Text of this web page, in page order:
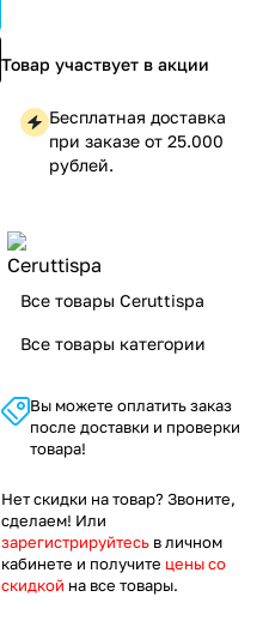
Товар участвует в акции
Бесплатная доставка
при заказе от 25.000
рублей.
Все товары Ceruttispa
Все товары категории
Вы можете оплатить заказ
после доставки и проверки
товара!
Нет скидки на товар? Звоните,
сделаем! Или
зарегистрируйтесь в личном
кабинете и получите цены со
скидкой на все товары.